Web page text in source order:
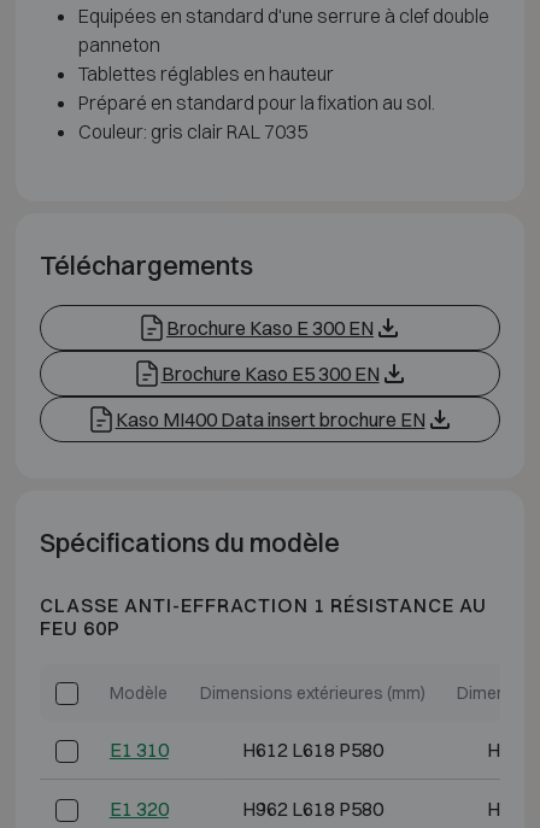
Equipées en standard d'une serrure à clef double
panneton
Tablettes réglables en hauteur
Préparé en standard pour la fixation au sol.
Couleur: gris clair RAL 7035
Téléchargements
Brochure Kaso E 300 EN
Brochure Kaso E5 300 EN
Kaso MI400 Data insert brochure EN
Spécifications du modèle
CLASSE ANTI-EFFRACTION 1 RÉSISTANCE AU
FEU 60P
Modèle Dimensions extérieures (mm)
E1 310 H612 L618 P580 H493
E1 320 H962 L618 P580 H843